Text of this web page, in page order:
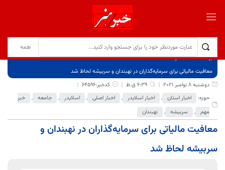
برگ نخست
نوشته‌ها
معافیت مالیاتی برای سرمایه‌گذاران در نهبندان و سربیشه لحاظ شد
دوشنبه 8 نوامبر 2021
6:39 ق.ظ
کدخبر:64596
حوزه:
اخبار استان , اخبار اسلایدر , اخبار اصلی , اسلایدر , جامعه ,
خبر
مهم , سربیشه , نهبندان
معافیت مالیاتی برای سرمایه‌گذاران در نهبندان و
سربیشه لحاظ شد